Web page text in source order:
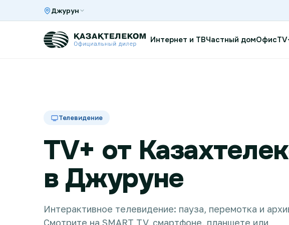
Джурун
Интернет и ТВЧастный домОфис
Телевидение
TV+ от
в Джуруне
Интерактивное телевидение: пауза, перемотка и
Смотрите на SMART TV, смартфоне, планшете или